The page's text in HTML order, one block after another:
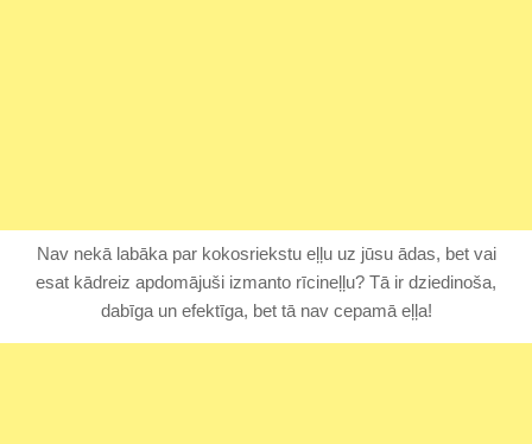
Nav nekā labāka par kokosriekstu eļļu uz jūsu ādas, bet vai
esat kādreiz apdomājuši izmanto rīcineļļu? Tā ir dziedinoša,
dabīga un efektīga, bet tā nav cepamā eļļa!